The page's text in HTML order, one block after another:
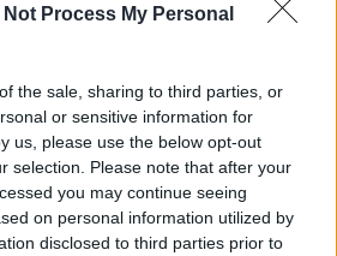
Not Process My Personal
the sale, sharing to third parties, or
or sensitive information for
us, please use the below opt-out
selection. Please note that after your
you may continue seeing
on personal information utilized by
disclosed to third parties prior to